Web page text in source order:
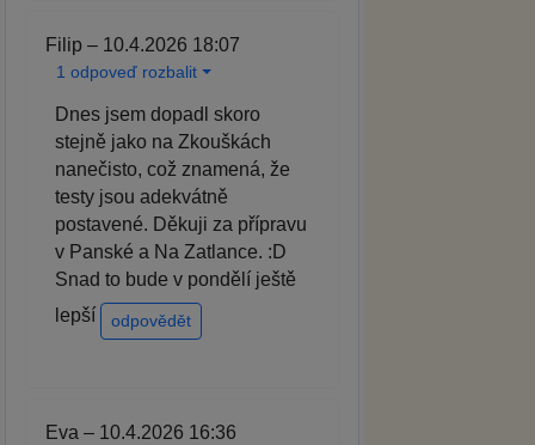
Filip – 10.4.2026 18:07
1 odpoveď rozbalit
Dnes jsem dopadl skoro
stejně jako na Zkouškách
nanečisto, což znamená, že
testy jsou adekvátně
postavené. Děkuji za přípravu
v Panské a Na Zatlance. :D
Snad to bude v pondělí ještě
lepší
odpovědět
Eva – 10.4.2026 16:36